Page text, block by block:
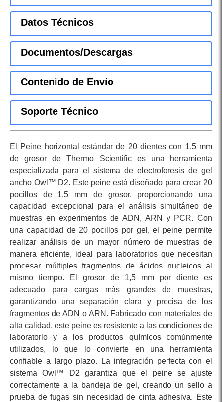
Datos Técnicos
Documentos/Descargas
Contenido de Envío
Soporte Técnico
El Peine horizontal estándar de 20 dientes con 1,5 mm
de grosor de Thermo Scientific es una herramienta
especializada para el sistema de electroforesis de gel
ancho Owl™ D2. Este peine está diseñado para crear 20
pocillos de 1,5 mm de grosor, proporcionando una
capacidad excepcional para el análisis simultáneo de
muestras en experimentos de ADN, ARN y PCR. Con
una capacidad de 20 pocillos por gel, el peine permite
realizar análisis de un mayor número de muestras de
manera eficiente, ideal para laboratorios que necesitan
procesar múltiples fragmentos de ácidos nucleicos al
mismo tiempo. El grosor de 1,5 mm por diente es
adecuado para cargas más grandes de muestras,
garantizando una separación clara y precisa de los
fragmentos de ADN o ARN. Fabricado con materiales de
alta calidad, este peine es resistente a las condiciones de
laboratorio y a los productos químicos comúnmente
utilizados, lo que lo convierte en una herramienta
confiable a largo plazo. La integración perfecta con el
sistema Owl™ D2 garantiza que el peine se ajuste
correctamente a la bandeja de gel, creando un sello a
prueba de fugas sin necesidad de cinta adhesiva. Este